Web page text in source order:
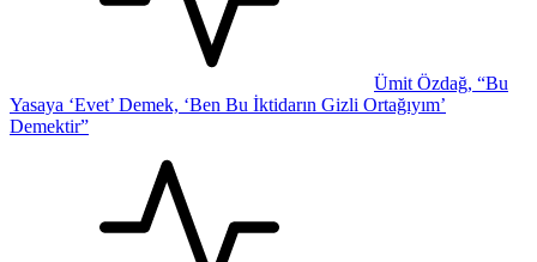
Ümit Özdağ, “Bu
Yasaya ‘Evet’ Demek, ‘Ben Bu İktidarın Gizli Ortağıyım’
Demektir”